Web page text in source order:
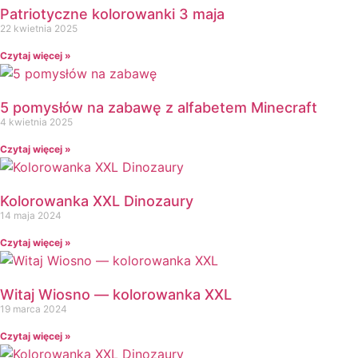
Dzień Nauczyciela
Dzień Postaci z bajek
Dzień Przedszkolaka
Dzień Pszczoły
Dzień Świadomości Autyzmu
Dzień Walki z Depresją
Dzień Zdrowego Śniadania
E
Ekologia
Emocje
F
Fotobudka
Gazetki do druku
Patriotyczne kolorowanki 3 maja
22 kwietnia 2025
Czytaj więcej »
5 pomysłów na zabawę z alfabetem Minecraft
4 kwietnia 2025
Czytaj więcej »
Kolorowanka XXL Dinozaury
14 maja 2024
Czytaj więcej »
Witaj Wiosno — kolorowanka XXL
19 marca 2024
Czytaj więcej »